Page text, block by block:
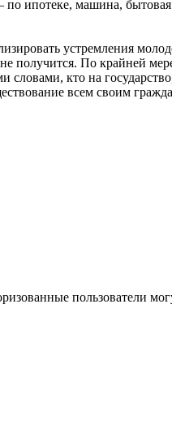
ипотеке, машина,
устремления
получится. По крайней
кто на
всем своим
пользователи